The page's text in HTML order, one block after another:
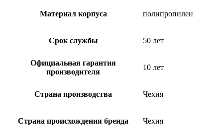
Материал корпуса полипропилен
Срок службы 50 лет
Официальная гарантия
производителя
10 лет
Страна производства Чехия
Страна происхождения бренда Чехия